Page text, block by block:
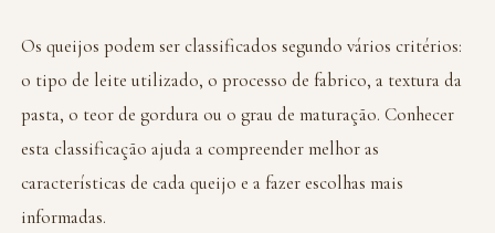
Os queijos podem ser classificados segundo vários critérios:
o tipo de leite utilizado, o processo de fabrico, a textura da
pasta, o teor de gordura ou o grau de maturação. Conhecer
esta classificação ajuda a compreender melhor as
características de cada queijo e a fazer escolhas mais
informadas.